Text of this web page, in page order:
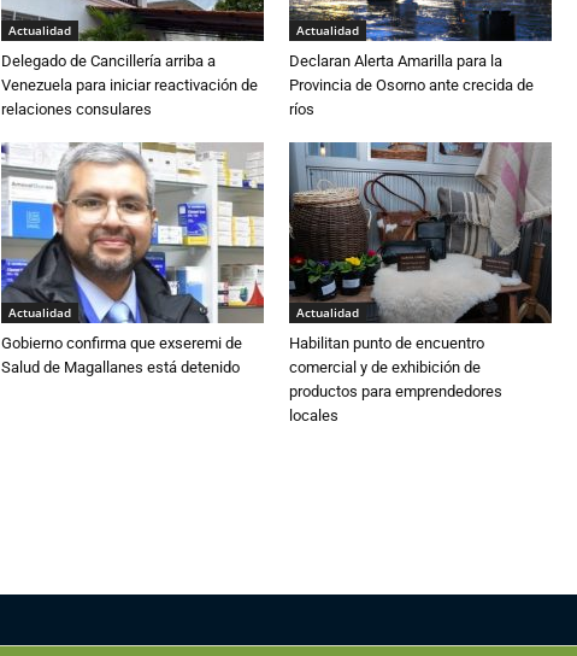
Actualidad
Delegado de Cancillería arriba a
Venezuela para iniciar reactivación de
relaciones consulares
Actualidad
Declaran Alerta Amarilla para la
Provincia de Osorno ante crecida de
ríos
Actualidad
Gobierno confirma que exseremi de
Salud de Magallanes está detenido
Actualidad
Habilitan punto de encuentro
comercial y de exhibición de
productos para emprendedores
locales